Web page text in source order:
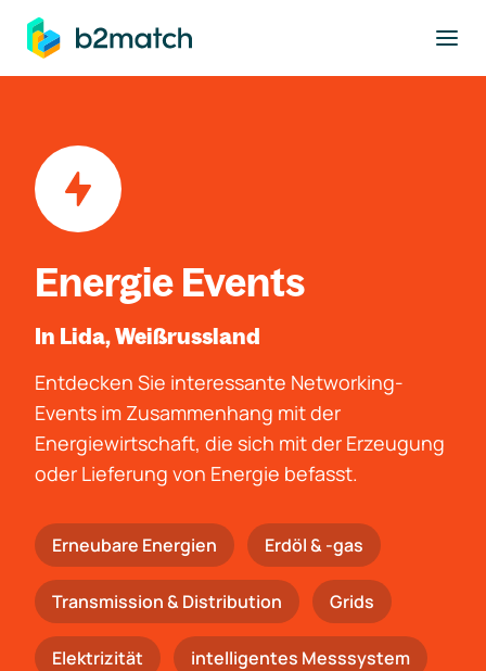
springen
Energie Events
In Lida, Weißrussland
Entdecken Sie interessante Networking-
Events im Zusammenhang mit der
Energiewirtschaft, die sich mit der Erzeugung
oder Lieferung von Energie befasst.
Erneubare Energien Erdöl & -gas
Trans­mis­si­on & Distribution Grids
Elektrizität intelligentes Messsystem